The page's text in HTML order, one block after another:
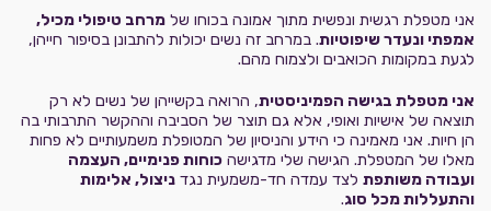
אני מטפלת רגשית ונפשית מתוך אמונה בכוחו של מרחב טיפולי מכיל,
אמפתי ונעדר שיפוטיות. במרחב זה נשים יכולות להתבונן בסיפור חייהן,
לגעת במקומות הכואבים ולצמוח מהם.
אני מטפלת בגישה הפמיניסטית, הרואה בקשייהן של נשים לא רק
תוצאה של אישיות ואופי, אלא גם תוצר של הסביבה וההקשר התרבותי בה
הן חיות. אני מאמינה כי הידע והניסיון של המטופלת משמעותיים לא פחות
מאלו של המטפלת. הגישה שלי מדגישה כוחות פנימיים, העצמה
ועבודה משותפת לצד עמדה חד-משמעית נגד ניצול, אלימות
והתעללות מכל סוג.